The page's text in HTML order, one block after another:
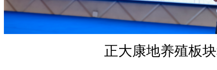
正大康地养殖板